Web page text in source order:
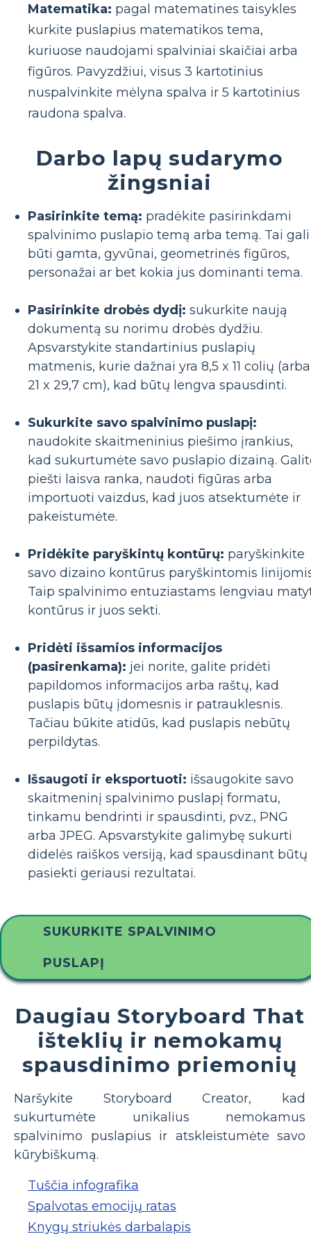
Matematika: pagal matematines taisykles
kurkite puslapius matematikos tema,
kuriuose naudojami spalviniai skaičiai arba
figūros. Pavyzdžiui, visus 3 kartotinius
nuspalvinkite mėlyna spalva ir 5 kartotinius
raudona spalva.
Darbo lapų sudarymo
žingsniai
Pasirinkite temą: pradėkite pasirinkdami
spalvinimo puslapio temą arba temą. Tai gali
būti gamta, gyvūnai, geometrinės figūros,
personažai ar bet kokia jus dominanti tema.
Pasirinkite drobės dydį: sukurkite naują
dokumentą su norimu drobės dydžiu.
Apsvarstykite standartinius puslapių
matmenis, kurie dažnai yra 8,5 x 11 colių (arba
21 x 29,7 cm), kad būtų lengva spausdinti.
Sukurkite savo spalvinimo puslapį:
naudokite skaitmeninius piešimo įrankius,
kad sukurtumėte savo puslapio dizainą.
piešti laisva ranka, naudoti figūras arba
importuoti vaizdus, ​​​​kad juos atsektumėte ir
pakeistumėte.
Pridėkite paryškintų kontūrų: paryškinkite
savo dizaino kontūrus paryškintomis
Taip spalvinimo entuziastams lengviau
kontūrus ir juos sekti.
Pridėti išsamios informacijos
(pasirenkama): jei norite, galite pridėti
papildomos informacijos arba raštų, kad
puslapis būtų įdomesnis ir patrauklesnis.
Tačiau būkite atidūs, kad puslapis nebūtų
perpildytas.
Išsaugoti ir eksportuoti: išsaugokite savo
skaitmeninį spalvinimo puslapį formatu,
tinkamu bendrinti ir spausdinti, pvz., PNG
arba JPEG. Apsvarstykite galimybę sukurti
didelės raiškos versiją, kad spausdinant būtų
pasiekti geriausi rezultatai.
SUKURKITE SPALVINIMO
PUSLAPĮ
Daugiau Storyboard That
išteklių ir nemokamų
spausdinimo priemonių
Naršykite Storyboard Creator, kad
sukurtumėte unikalius nemokamus
spalvinimo puslapius ir atskleistumėte savo
kūrybiškumą.
Tuščia infografika
Spalvotas emocijų ratas
Knygų striukės darbalapis